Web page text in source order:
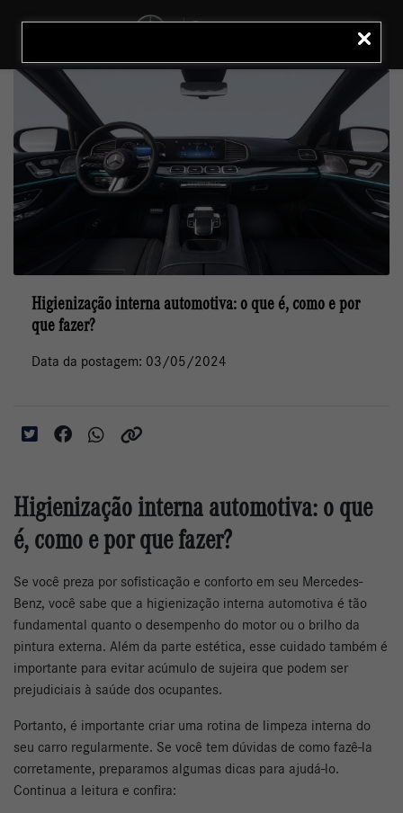
LIGAR
Higienização interna automotiva: o que é, como e por
que fazer?
Data da postagem: 03/05/2024
Higienização interna automotiva: o que
é, como e por que fazer?
Se você preza por sofisticação e conforto em seu Mercedes-
Benz, você sabe que a higienização interna automotiva é tão
fundamental quanto o desempenho do motor ou o brilho da
pintura externa. Além da parte estética, esse cuidado também é
importante para evitar acúmulo de sujeira que podem ser
prejudiciais à saúde dos ocupantes.
Portanto, é importante criar uma rotina de limpeza interna do
seu carro regularmente. Se você tem dúvidas de como fazê-la
corretamente, preparamos algumas dicas para ajudá-lo.
Continua a leitura e confira: